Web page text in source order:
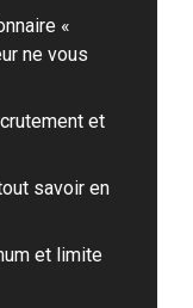
«
ne vous
et
savoir en
et limite